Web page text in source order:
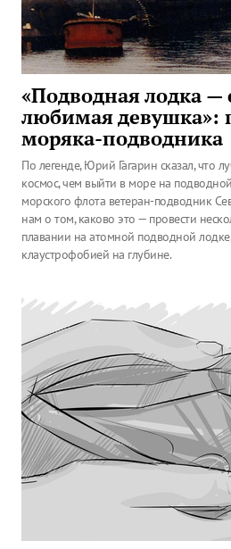
«Подводная лодка —
любимая девушка»:
моряка-подводника
По легенде, Юрий Гагарин сказал, что
космос, чем выйти в море на
морского флота ветеран-подводник
нам о том, каково это — провести
плавании на атомной подводной
клаустрофобией на глубине.